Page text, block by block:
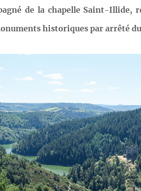
de la chapelle Saint-Illide,
historiques par arrêté